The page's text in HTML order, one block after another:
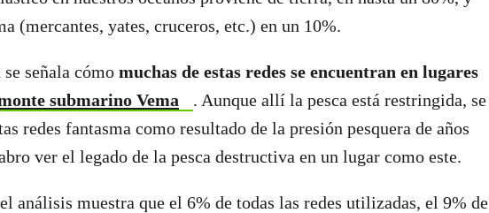
(mercantes, yates, cruceros, etc.) en un 10%.
señala cómo muchas de estas redes se encuentran en lugares
submarino Vema
. Aunque allí la pesca está restringida, se
redes fantasma como resultado de la presión pesquera de años
ver el legado de la pesca destructiva en un lugar como este.
análisis muestra que el 6% de todas las redes utilizadas, el 9% de